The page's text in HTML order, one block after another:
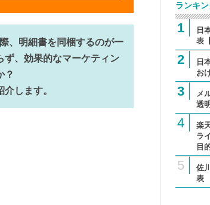
、明細書を同梱するのが一
ず、効果的なマーケティン
？
します。
ランキ
1
日
表
2
日
お
3
メ
透
4
楽
ラ
目
5
佐
表